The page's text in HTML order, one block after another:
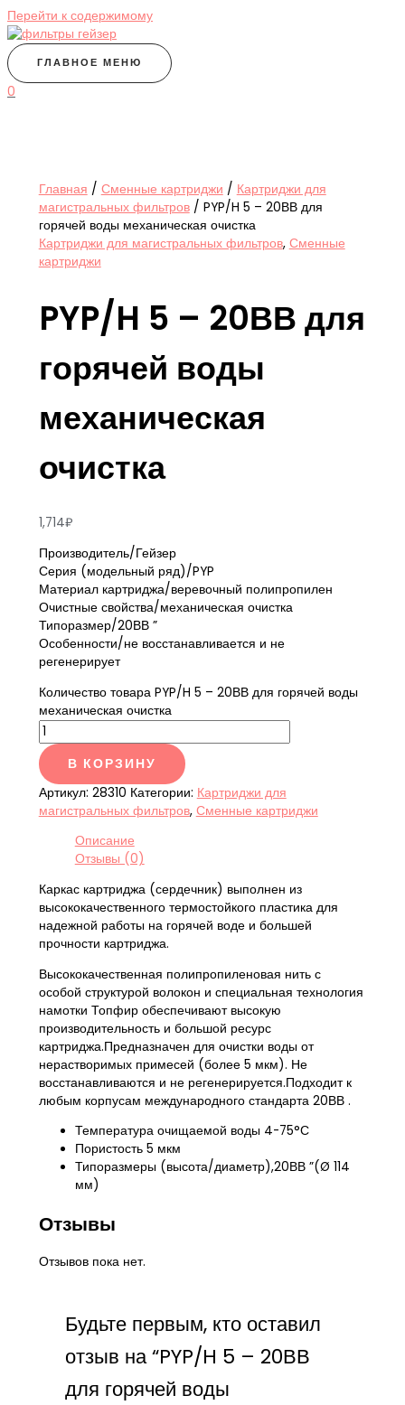
Перейти к содержимому
ГЛАВНОЕ МЕНЮ
0
Главная / Сменные картриджи / Картриджи для
магистральных фильтров/ PYP/H 5 – 20ВВ для
горячей воды механическая очистка
Картриджи для магистральных фильтров, Сменные
картриджи
PYP/H 5 – 20ВВ для
горячей воды
механическая
очистка
1,714₽
Производитель/Гейзер
Серия (модельный ряд)/PYP
Материал картриджа/веревочный полипропилен
Очистные свойства/механическая очистка
Типоразмер/20ВВ ”
Особенности/не восстанавливается и не
регенерирует
Количество товара PYP/H 5 – 20ВВ для горячей воды
механическая очистка
В КОРЗИНУ
Артикул: 28310 Категории: Картриджи для
магистральных фильтров, Сменные картриджи
Описание
Отзывы (0)
Каркас картриджа (сердечник) выполнен из
высококачественного термостойкого пластика для
надежной работы на горячей воде и большей
прочности картриджа.
Высококачественная полипропиленовая нить с
особой структурой волокон и специальная технология
намотки Топфир обеспечивают высокую
производительность и большой ресурс
картриджа.Предназначен для очистки воды от
нерастворимых примесей (более 5 мкм). Не
восстанавливаются и не регенерируется.Подходит к
любым корпусам международного стандарта 20ВВ .
Температура очищаемой воды 4-75°С
Пористость 5 мкм
Типоразмеры (высота/диаметр),20ВВ ”(Ø 114
мм)
Отзывы
Отзывов пока нет.
Будьте первым, кто оставил
отзыв на “PYP/H 5 – 20ВВ
для горячей воды